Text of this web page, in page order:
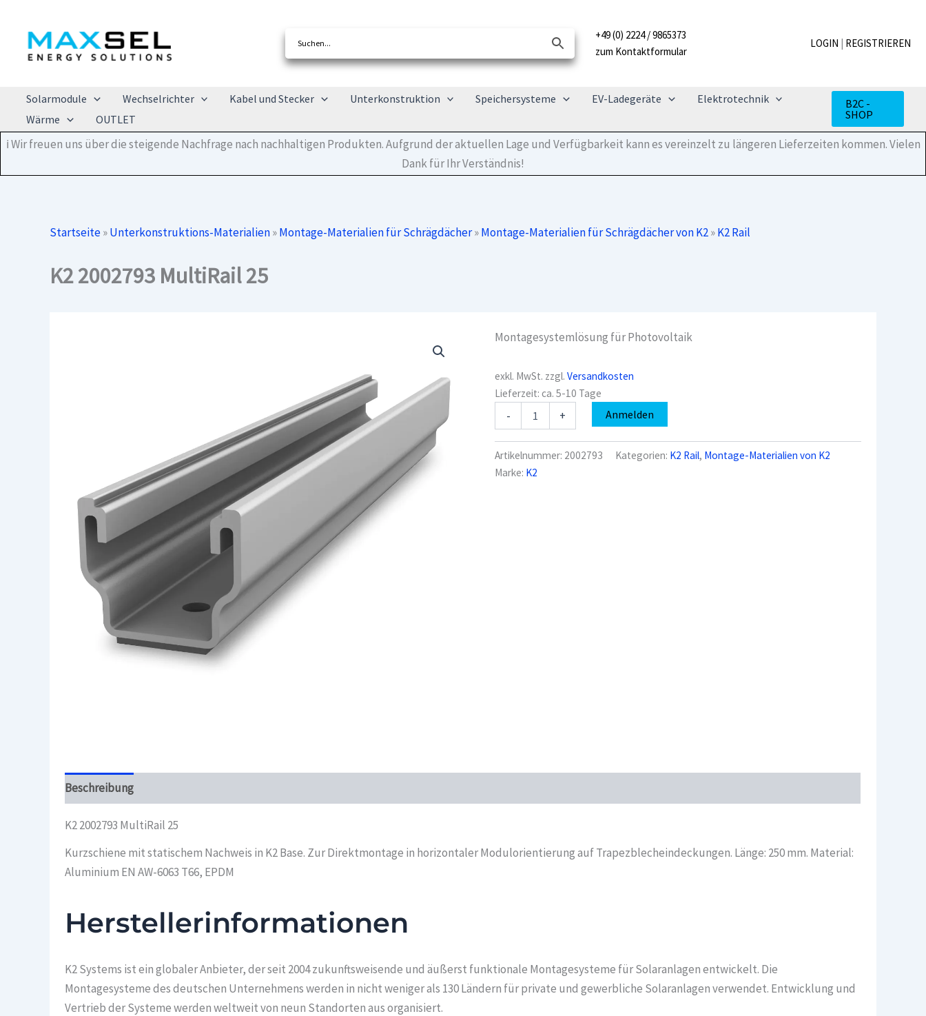
Inhalt
springen
+49 (0) 2224 / 9865373
zum Kontaktformular
LOGIN | REGISTRIEREN
Solarmodule Wechselrichter Kabel und Stecker Unterkonstruktion Speichersysteme EV-Ladegeräte
Elektrotechnik
Wärme
OUTLET
B2C -
SHOP
ℹ️ Wir freuen uns über die steigende Nachfrage nach nachhaltigen Produkten. Aufgrund der aktuellen Lage und Verfügbarkeit kann es vereinzelt zu längeren Lieferzeiten kommen. Vielen
Dank für Ihr Verständnis!
Startseite»Unterkonstruktions-Materialien»Montage-Materialien für Schrägdächer»Montage-Materialien für Schrägdächer von K2»K2 Rail
K2 2002793 MultiRail 25
Montagesystemlösung für Photovoltaik
exkl. MwSt. zzgl.Versandkosten
Lieferzeit:ca. 5-10 Tage
-
2002793
25
Menge
+ Anmelden
Artikelnummer: 2002793 Kategorien: K2 Rail, Montage-Materialien von K2
Marke: K2
Beschreibung
K2 2002793 MultiRail 25
Kurzschiene mit statischem Nachweis in K2 Base. Zur Direktmontage in horizontaler Modulorientierung auf Trapezblecheindeckungen. Länge: 250 mm. Material:
Aluminium EN AW-6063 T66, EPDM
Herstellerinformationen
K2 Systems ist ein globaler Anbieter, der seit 2004 zukunftsweisende und äußerst funktionale Montagesysteme für Solaranlagen entwickelt. Die
Montagesysteme des deutschen Unternehmens werden in nicht weniger als 130 Ländern für private und gewerbliche Solaranlagen verwendet. Entwicklung und
Vertrieb der Systeme werden weltweit von neun Standorten aus organisiert.